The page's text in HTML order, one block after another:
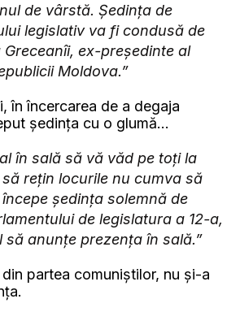
de vârstă. Ședința de
legislativ va fi condusă de
ex-președinte al
Moldova.”
în încercarea de a degaja
ședința cu o glumă...
în sală să vă văd pe toți la
rețin locurile nu cumva să
ședința solemnă de
de legislatura a 12-a,
anunțe prezența în sală.”
partea comuniștilor, nu și-a